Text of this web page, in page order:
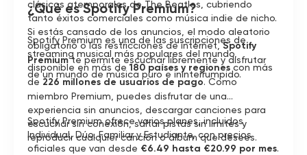
clásicos atemporales de The Beatles, cubriendo
tanto éxitos comerciales como música indie de nicho.
Si estás cansado de los anuncios, el modo aleatorio
obligatorio o las restricciones de internet,Spotify
Premiumte permite escuchar libremente y disfrutar
de un mundo de música puro e ininterrumpido.
¿Qué es Spotify Premium?
Spotify Premium es una de las suscripciones de
streaming musical más populares del mundo,
disponible en más de180 países y regiones con más
de 226 millones de usuarios de pago. Como
miembro Premium, puedes disfrutar de una
experiencia sin anuncios, descargar canciones para
escuchar sin conexión, saltar pistas sin límites y
reproducir cualquier canción o álbum que desees.
Spotify Premium ofrece varios planes, incluidos
Individual, Dúo, Familiar y Estudiante, con precios
oficiales que van desde €6.49 hasta €20.99 por mes.